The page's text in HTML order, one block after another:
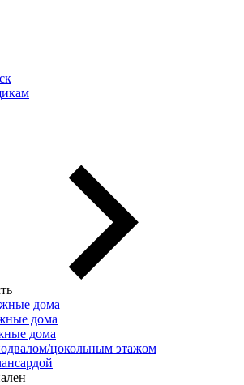
дома
дома
дома
цокольным этажом